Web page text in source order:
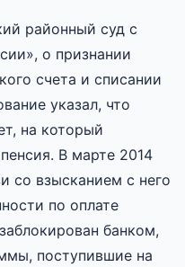
районный суд с
о признании
счета и списании
указал, что
на который
В марте 2014
со взысканием с него
по оплате
банком,
поступившие на